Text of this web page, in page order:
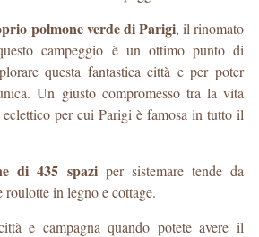
polmone verde di Parigi, il rinomato
campeggio è un ottimo punto di
questa fantastica città e per poter
Un giusto compromesso tra la vita
per cui Parigi è famosa in tutto il
di 435 spaziper sistemare tende da
roulotte in legno e cottage.
e campagna quando potete avere il